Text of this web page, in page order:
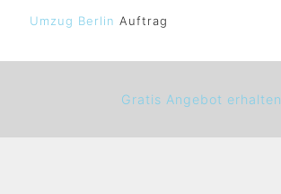
Umzug Berlin Auftrag
Gratis Angebot erhalten